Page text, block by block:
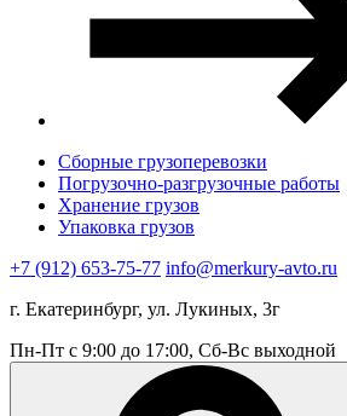
Сборные грузоперевозки
Погрузочно-разгрузочные работы
Хранение грузов
Упаковка грузов
+7 (912) 653-75-77 info@merkury-avto.ru
г. Екатеринбург, ул. Лукиных, 3г
Пн-Пт с 9:00 до 17:00, Сб-Вс выходной